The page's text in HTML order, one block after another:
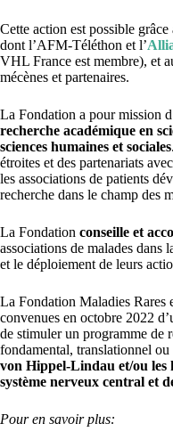
Cette action est possible
dont l’AFM-Téléthon et l’
VHL France est membre), et
mécènes et partenaires.
La Fondation a pour mission
recherche académique en
sciences humaines et sociales
étroites et des partenariats
les associations de patients
recherche dans le champ des
La Fondation conseille et
associations de malades
et le déploiement de leurs
La Fondation Maladies Rares
convenues en octobre 2022
de stimuler un programme de
fondamental, translationnel
von Hippel-Lindau et/ou les
système nerveux central et
Pour en savoir plus: